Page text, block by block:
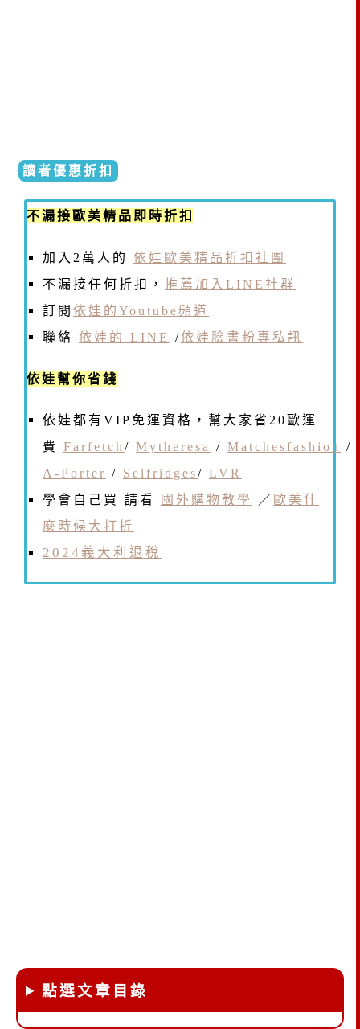
讀者優惠折扣
不漏接歐美精品即時折扣
加入2萬人的 依娃歐美精品折扣社團
不漏接任何折扣， 推薦加入LINE社群
訂閱 依娃的Youtube頻道
聯絡 依娃的 LINE /依娃臉書粉專私訊
依娃幫你省錢
依娃都有VIP免運資格，幫大家省20歐運
費 Farfetch / Mytheresa / Matchesfashion /
A-Porter / Selfridges/ LVR
學會自己買 請看
國外購物教學 ／ 歐美什
麼時候大打折
2024義大利退稅
點選文章目錄